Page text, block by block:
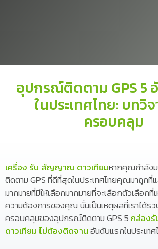
อุปกรณ์ติดตาม GPS 5
ในประเทศไทย: บทวิ
ครอบคลุม
เครื่อง รับ สัญญาณ ดาวเทียมหากคุณกำลัง
ติดตาม GPS ที่ดีที่สุดในประเทศไทยคุณมาถูกที่
มากมายที่มีให้เลือกมากมายที่จะเลือกตัวเลือกที่
ความต้องการของคุณ นั่นเป็นเหตุผลที่เราได้ร
ครอบคลุมของอุปกรณ์ติดตาม GPS 5กล่อง
ดาวเทียม ไม่ต้องติดจานอันดับแรกในประเทศ